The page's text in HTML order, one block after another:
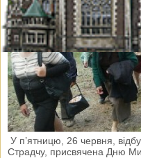
У п’ятницю, 26 червня,
Страдчу, присвячена Дню